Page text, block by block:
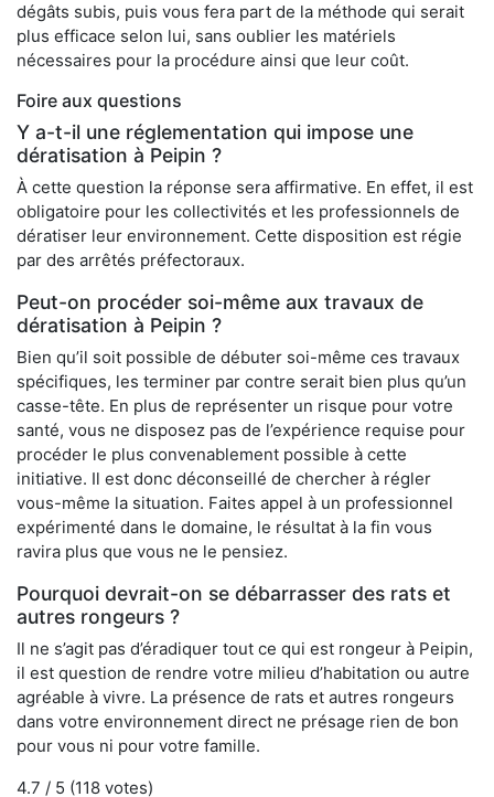
dégâts subis, puis vous fera part de la méthode qui serait
plus efficace selon lui, sans oublier les matériels
nécessaires pour la procédure ainsi que leur coût.
Foire aux questions
Y a-t-il une réglementation qui impose une
dératisation à Peipin ?
À cette question la réponse sera affirmative. En effet, il est
obligatoire pour les collectivités et les professionnels de
dératiser leur environnement. Cette disposition est régie
par des arrêtés préfectoraux.
Peut-on procéder soi-même aux travaux de
dératisation à Peipin ?
Bien qu’il soit possible de débuter soi-même ces travaux
spécifiques, les terminer par contre serait bien plus qu’un
casse-tête. En plus de représenter un risque pour votre
santé, vous ne disposez pas de l’expérience requise pour
procéder le plus convenablement possible à cette
initiative. Il est donc déconseillé de chercher à régler
vous-même la situation. Faites appel à un professionnel
expérimenté dans le domaine, le résultat à la fin vous
ravira plus que vous ne le pensiez.
Pourquoi devrait-on se débarrasser des rats et
autres rongeurs ?
Il ne s’agit pas d’éradiquer tout ce qui est rongeur à Peipin,
il est question de rendre votre milieu d’habitation ou autre
agréable à vivre. La présence de rats et autres rongeurs
dans votre environnement direct ne présage rien de bon
pour vous ni pour votre famille.
4.7 / 5 (118 votes)